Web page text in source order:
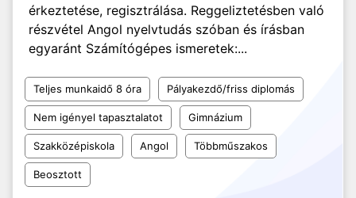
érkeztetése, regisztrálása. Reggeliztetésben való
részvétel Angol nyelvtudás szóban és írásban
egyaránt Számítógépes ismeretek:...
Teljes munkaidő 8 óra Pályakezdő/friss diplomás
Nem igényel tapasztalatot Gimnázium
Szakközépiskola Angol Többműszakos
Beosztott